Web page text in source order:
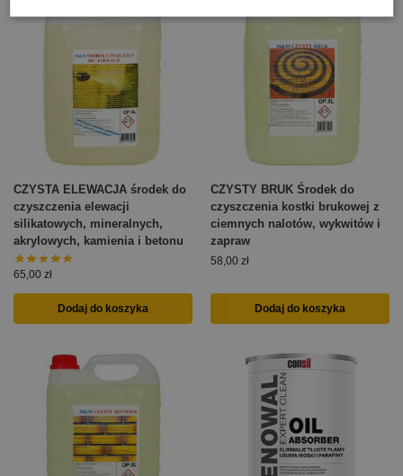
CZYSTA ELEWACJA środek do
czyszczenia elewacji
silikatowych, mineralnych,
akrylowych, kamienia i betonu
65,00 zł
Dodaj do koszyka
CZYSTY BRUK Środek do
czyszczenia kostki brukowej z
ciemnych nalotów, wykwitów i
zapraw
58,00 zł
Dodaj do koszyka